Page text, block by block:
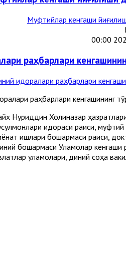
раҳбарлари
раҳбарлари кенгашининг
Нуриддин Холиқназар
идораси раиси,
ишлари бошқармаси раиси,
бошқармаси Уламолар
уламолари, диний соҳа